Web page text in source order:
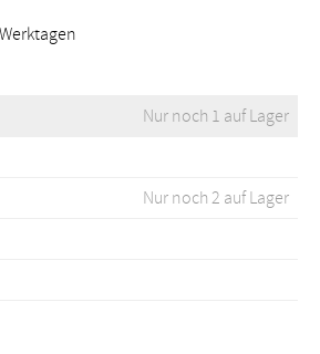
Nur noch 1 auf Lager
Nur noch 2 auf Lager